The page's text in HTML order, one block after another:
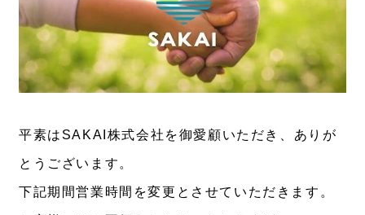
平素はSAKAI株式会社を御愛顧いただき、ありが
とうございます。
下記期間営業時間を変更とさせていただきます。